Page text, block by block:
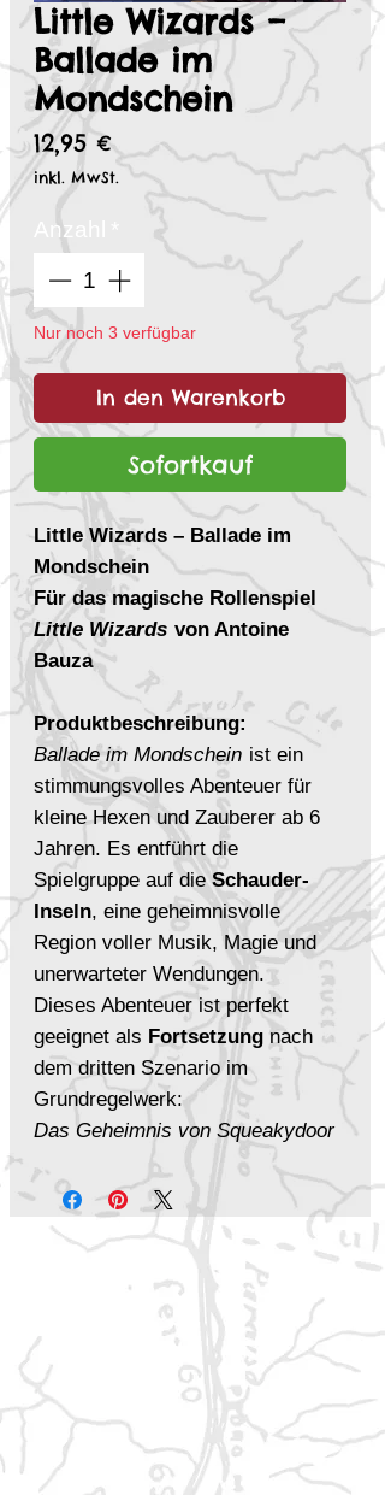
Little Wizards –
Ballade im
Mondschein
12,95 €Preis
inkl. MwSt.
Anzahl
Nur noch 3 verfügbar
In den Warenkorb
Sofortkauf
Little Wizards – Ballade im
Mondschein
Für das magische Rollenspiel
Little Wizards von Antoine
Bauza
Produktbeschreibung:
Ballade im Mondschein ist ein
stimmungsvolles Abenteuer für
kleine Hexen und Zauberer ab 6
Jahren. Es entführt die
Spielgruppe auf dieSchauder-
Inseln, eine geheimnisvolle
Region voller Musik, Magie und
unerwarteter Wendungen.
Dieses Abenteuer ist perfekt
geeignet als Fortsetzung nach
dem dritten Szenario im
Grundregelwerk:
Das Geheimnis von Squeakydoor
Highlights:
• Ein fantasievolles Abenteuer
voller Klang, Magie und Mitgefühl
• Fördert Kreativität, Zuhören und
gemeinsames Problemlösen
• Spielerisch erzählter Zugang zur
Welt der Schauder-Inseln
• Ideal für Kinder und Einsteiger in
das Pen-and-Paper-Rollenspiel